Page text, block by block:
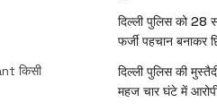
किसी
दिल्ली पुलिस को 28
फर्जी पहचान बनाकर
दिल्ली पुलिस की
महज चार घंटे में